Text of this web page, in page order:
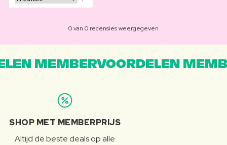
0 van 0 recensies weergegeven
MEMBERVOORDELEN
SHOP MET MEMBERPRIJS
Altijd de beste deals op alle